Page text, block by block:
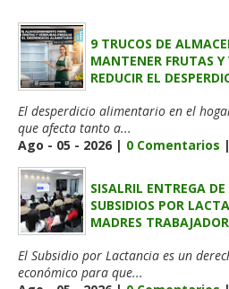
9 TRUCOS DE
MANTENER FRUTAS Y
REDUCIR EL
El desperdicio alimentario en el
que afecta tanto a...
Ago - 05 - 2026 | 0 Comentarios |
SISALRIL ENTREGA
SUBSIDIOS POR
MADRES
El Subsidio por Lactancia es un
económico para que...